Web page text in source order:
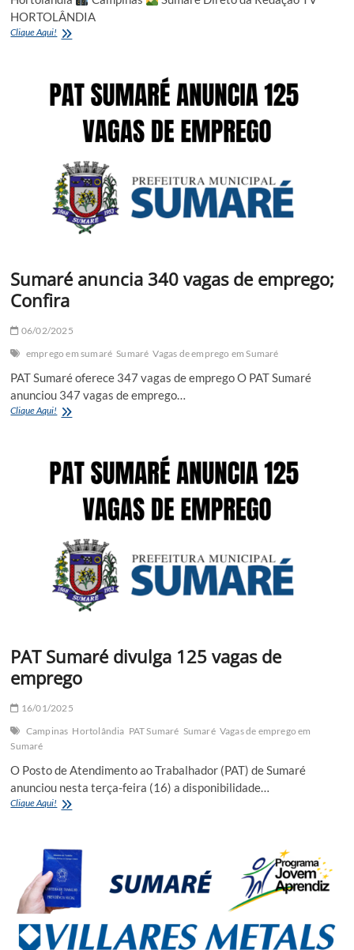
HORTOLÂNDIA
Clique Aqui! Vagas
Hortolândia
região!
currículo
agora
Sumaré anuncia 340 vagas de emprego;
Confira
06/02/2025
emprego em sumaré Sumaré Vagas de emprego em Sumaré
PAT Sumaré oferece 347 vagas de emprego O PAT Sumaré
anunciou 347 vagas de emprego…
Clique Aqui! Sumaré
de
emprego;
PAT Sumaré divulga 125 vagas de
emprego
16/01/2025
Campinas Hortolândia PAT Sumaré Sumaré Vagas de emprego em
Sumaré
O Posto de Atendimento ao Trabalhador (PAT) de Sumaré
anunciou nesta terça-feira (16) a disponibilidade…
Clique Aqui! PAT
vagas
de
emprego